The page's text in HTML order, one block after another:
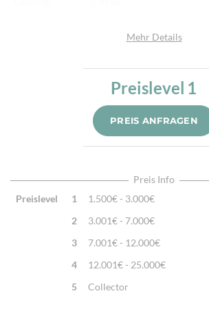
Baumwolle
1 Mio. /m²
Sehr fein per Hand geknüpft
Traditionelle Machart
Mehr Details
Preislevel 1
PREIS ANFRAGEN
Preis Info
Preislevel
1
1.500€ - 3.000€
2
3.001€ - 7.000€
3
7.001€ - 12.000€
4
12.001€ - 25.000€
5
Collector